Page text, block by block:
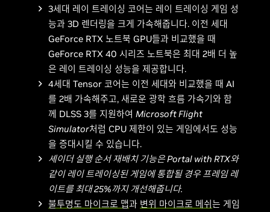
3세대 레이 트레이싱 코어는 레이 트레이싱 게임 성
능과 3D 렌더링을 크게 가속해줍니다. 이전 세대
GeForce RTX 노트북 GPU들과 비교했을 때
GeForce RTX 40 시리즈 노트북은 최대 2배 더 높
은 레이 트레이싱 성능을 제공합니다.
4세대 Tensor 코어는 이전 세대와 비교했을 때 AI
를 2배 가속해주고, 새로운 광학 흐름 가속기와 함
께 DLSS 3를 지원하여 Microsoft Flight
Simulator처럼 CPU 제한이 있는 게임에서도 성능
을 증대시킬 수 있습니다.
셰이더 실행 순서 재배치 기능은 Portal with RTX와
같이 레이 트레이싱된 게임에 통합될 경우 프레임 레
이트를 최대 25%까지 개선해줍니다.
불투명도 마이크로 맵과 변위 마이크로 메쉬는 게임